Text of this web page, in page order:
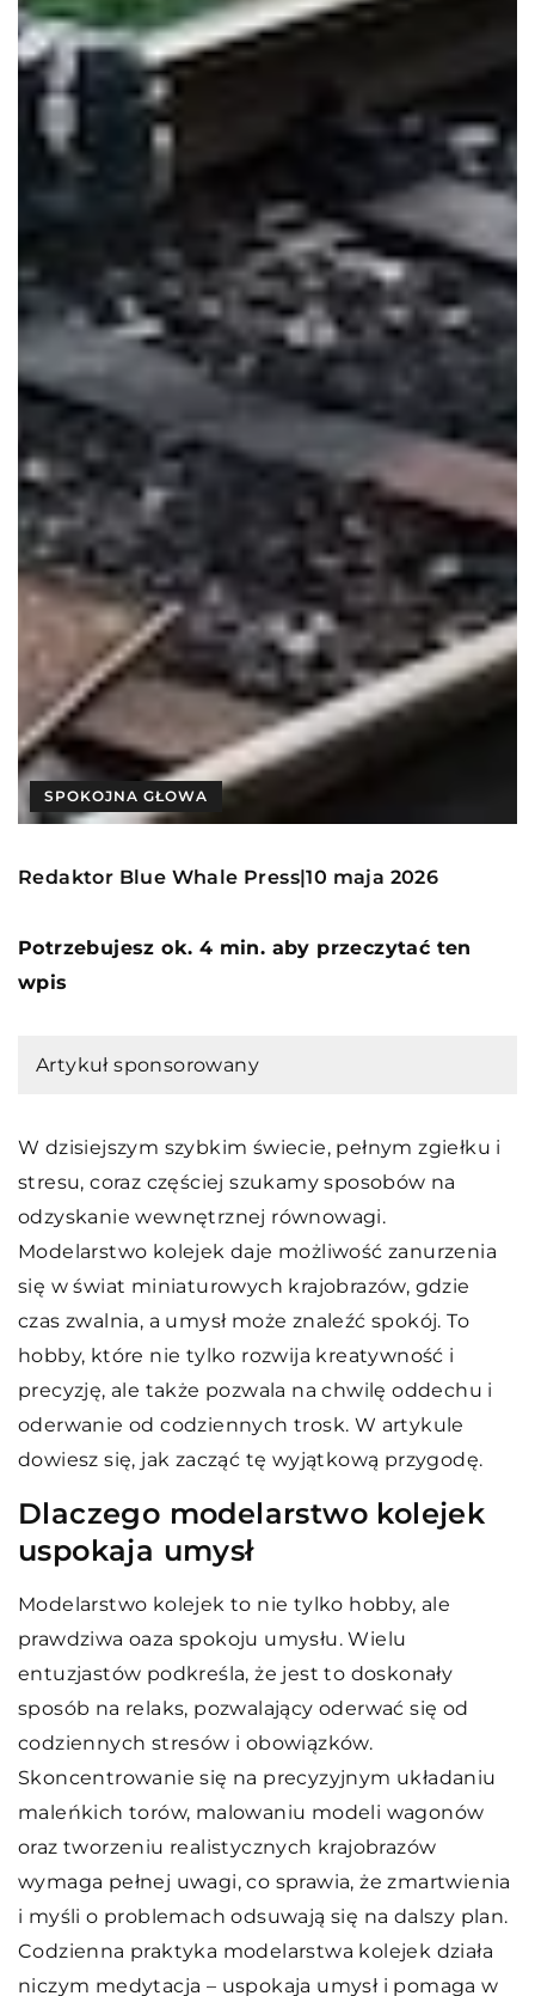
SPOKOJNA GŁOWA
Redaktor Blue Whale Press|10 maja 2026
Potrzebujesz ok. 4 min. aby przeczytać ten
wpis
Artykuł sponsorowany
W dzisiejszym szybkim świecie, pełnym zgiełku i
stresu, coraz częściej szukamy sposobów na
odzyskanie wewnętrznej równowagi.
Modelarstwo kolejek daje możliwość zanurzenia
się w świat miniaturowych krajobrazów, gdzie
czas zwalnia, a umysł może znaleźć spokój. To
hobby, które nie tylko rozwija kreatywność i
precyzję, ale także pozwala na chwilę oddechu i
oderwanie od codziennych trosk. W artykule
dowiesz się, jak zacząć tę wyjątkową przygodę.
Dlaczego modelarstwo kolejek
uspokaja umysł
Modelarstwo kolejek to nie tylko hobby, ale
prawdziwa oaza spokoju umysłu. Wielu
entuzjastów podkreśla, że jest to doskonały
sposób na relaks, pozwalający oderwać się od
codziennych stresów i obowiązków.
Skoncentrowanie się na precyzyjnym układaniu
maleńkich torów, malowaniu modeli wagonów
oraz tworzeniu realistycznych krajobrazów
wymaga pełnej uwagi, co sprawia, że zmartwienia
i myśli o problemach odsuwają się na dalszy plan.
Codzienna praktyka modelarstwa kolejek działa
niczym medytacja – uspokaja umysł i pomaga w